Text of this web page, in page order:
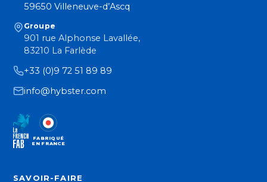
59650 Villeneuve-d’Ascq
Groupe
901 rue Alphonse Lavallée,
83210 La Farlède
+33 (0)9 72 51 89 89
info@hybster.com
FABRIQUÉ
EN FRANCE
SAVOIR-FAIRE